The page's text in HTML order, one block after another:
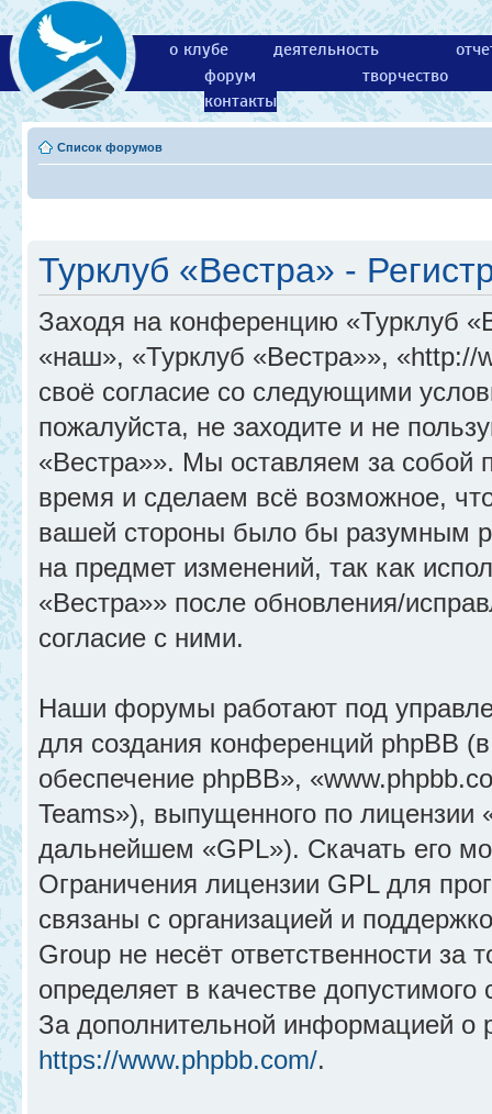
о клубе деятельность
форум
творчество
контакты
Список форумов
Турклуб «Вестра» -
Заходя на конференцию «Турклуб
«наш», «Турклуб «Вестра»»,
своё согласие со следующими
пожалуйста, не заходите и не
«Вестра»». Мы оставляем за собой
время и сделаем всё возможное,
вашей стороны было бы разумным
на предмет изменений, так как
«Вестра»» после обновления/
согласие с ними.
Наши форумы работают под
для создания конференций phpBB
обеспечение phpBB»,
Teams»), выпущенного по лицензии
дальнейшем «GPL»). Скачать его
Ограничения лицензии GPL для
связаны с организацией и
Group не несёт ответственности
определяет в качестве
За дополнительной информацией о
https://www.phpbb.com/.